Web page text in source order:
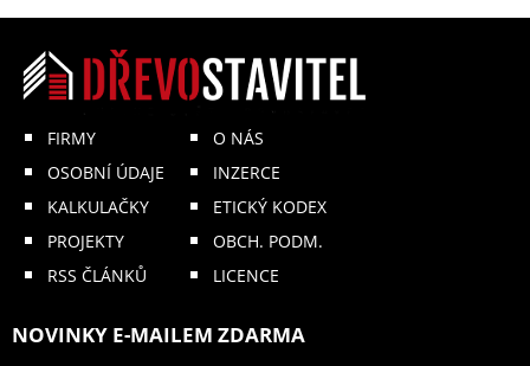
FIRMY
OSOBNÍ ÚDAJE
KALKULAČKY
PROJEKTY
RSS ČLÁNKŮ
O NÁS
INZERCE
ETICKÝ KODEX
OBCH. PODM.
LICENCE
NOVINKY E-MAILEM ZDARMA